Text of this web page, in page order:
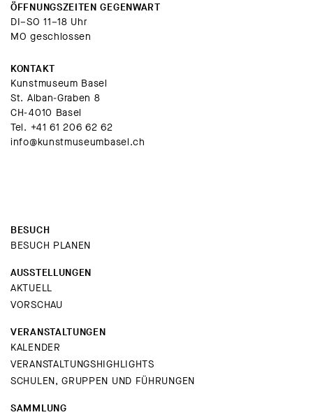
ÖFFNUNGSZEITEN GEGENWART
DI–SO 11–18 Uhr
MO geschlossen
KONTAKT
Kunstmuseum Basel
St. Alban-Graben 8
CH-4010 Basel
Tel. +41 61 206 62 62
info@kunstmuseumbasel.ch
BESUCH
BESUCH PLANEN
AUSSTELLUNGEN
AKTUELL
VORSCHAU
VERANSTALTUNGEN
KALENDER
VERANSTALTUNGSHIGHLIGHTS
SCHULEN, GRUPPEN UND FÜHRUNGEN
SAMMLUNG